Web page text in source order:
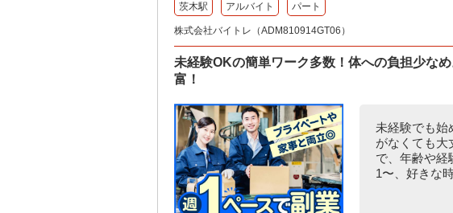
茨木駅 アルバイト パート
株式会社バイトレ（ADM810914GT06）
未経験OKの簡単ワーク多数！体への負担少な
富！
未経験でも始
がなくても大
で、年齢や
1〜、好きな